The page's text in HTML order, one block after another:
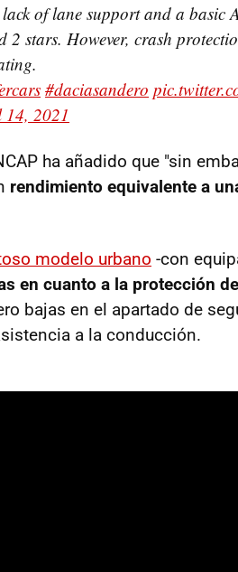
of lane support and a basic
2 stars. However, crash
#daciasandero
2021
ha añadido que "sin
rendimiento equivalente a
modelo urbano -con
en cuanto a la protección
bajas en el apartado de
a la conducción.